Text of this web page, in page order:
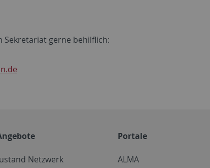
Sekretariat gerne behilflich:
Netzwerk
Portale
ALMA